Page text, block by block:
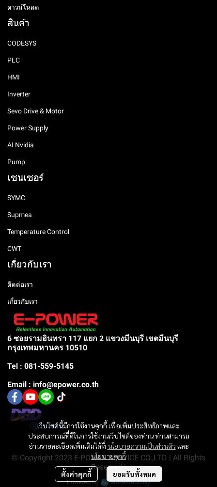
เว็บไซต์นี้มีการใช้งานคุกกี้ เพื่อเพิ่มประสิทธิภาพและ
ประสบการณ์ที่ดีในการใช้งานเว็บไซต์ของท่าน ท่านสามารถ
อ่านรายละเอียดเพิ่มเติมได้ที่ นโยบายความเป็นส่วนตัว และ
นโยบายคุกกี้
ตั้งค่าคุกกี้ ยอมรับทั้งหมด
ดาวน์โหลด
สินค้า
CODESYS
PLC
HMI
Inverter
Sevo Drive & Motor
Power Supply
AI Nvidia
Pump
เซนเซอร์
SYMC
Supmea
Temperature Control
CWT
เกี่ยวกับเรา
ติดต่อเรา
เกี่ยวกับเรา
6 ซอยรามอินทรา 117 แยก 2 แขวงมีนบุรี เขตมีนบุรี
กรุงเทพมหานคร 10510
Tel : 081-559-5145
Email : info@epower.co.th
© Copyright 2023 E-POWER SERVICE CO.,LTD | All Rights
Reserved |
Powered By MakeWebEasy